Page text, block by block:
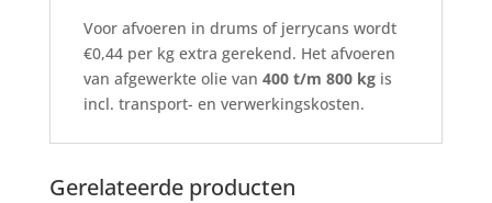
Voor afvoeren in drums of jerrycans wordt
€0,44 per kg extra gerekend. Het afvoeren
van afgewerkte olie van 400 t/m 800 kg is
incl. transport- en verwerkingskosten.
Gerelateerde producten